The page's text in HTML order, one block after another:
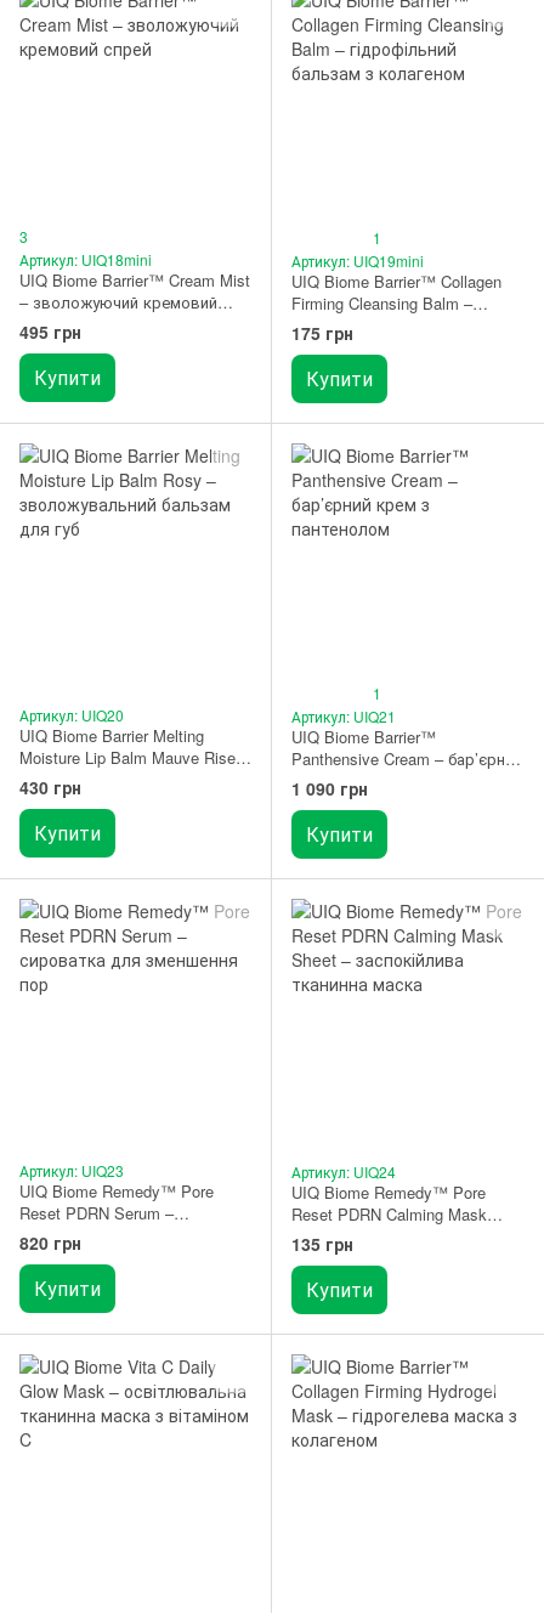
3
Артикул: UIQ18mini
UIQ Biome Barrier™ Cream Mist
– зволожуючий кремовий
спрей 50 мл
495 грн
Купити
1
Артикул: UIQ19mini
UIQ Biome Barrier™ Collagen
Firming Cleansing Balm –
мініатюра гідрофільного
бальзаму з колагеном 10 мл
175 грн
Купити
Артикул: UIQ20
UIQ Biome Barrier Melting
Moisture Lip Balm Mauve Rise –
зволожувальний бальзам для
губ 3,2 г
430 грн
Купити
1
Артикул: UIQ21
UIQ Biome Barrier™
Panthensive Cream – бар’єрний
крем з пантенолом 50 мл
1 090 грн
Купити
Артикул: UIQ23
UIQ Biome Remedy™ Pore
Reset PDRN Serum –
сироватка для зменшення
пор 30 мл
820 грн
Купити
Артикул: UIQ24
UIQ Biome Remedy™ Pore
Reset PDRN Calming Mask
Sheet – заспокійлива тканинна
маска 1 шт.
135 грн
Купити